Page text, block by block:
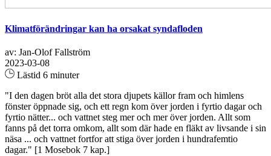
Klimatförändringar kan ha orsakat syndafloden
av: Jan-Olof Fallström
2023-03-08
Lästid 6 minuter
"I den dagen bröt alla det stora djupets källor fram och himlens
fönster öppnade sig, och ett regn kom över jorden i fyrtio dagar och
fyrtio nätter... och vattnet steg mer och mer över jorden. Allt som
fanns på det torra omkom, allt som där hade en fläkt av livsande i sin
näsa ... och vattnet fortfor att stiga över jorden i hundrafemtio
dagar." [1 Mosebok 7 kap.]